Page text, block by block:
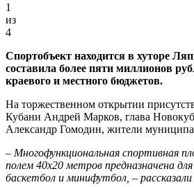
1
из
4
Спортобъект находится в хуторе
составила более пяти миллионов
краевого и местного бюджетов.
На торжественном открытии
Кубани Андрей Марков, глава
Александр Гомодин, жители
– Многофункциональная спортивная
полем 40х20 метров предназначена для
баскетбол и минифутбол, – рассказали